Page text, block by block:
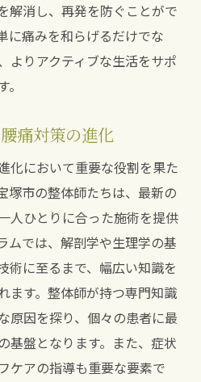
解消し、再発を防ぐことがで
に痛みを和らげるだけでな
よりアクティブな生活をサポ
痛対策の進化
化において重要な役割を果た
塚市の整体師たちは、最新の
人ひとりに合った施術を提供
ムでは、解剖学や生理学の基
術に至るまで、幅広い知識を
ます。整体師が持つ専門知識
原因を探り、個々の患者に最
基盤となります。また、症状
ケアの指導も重要な要素で